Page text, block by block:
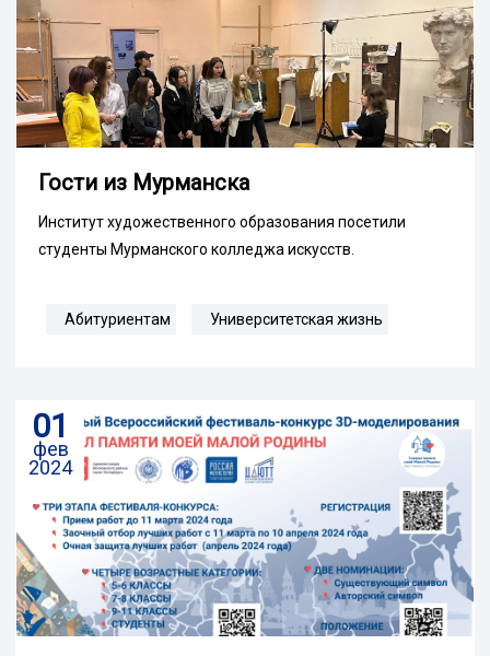
Гости из Мурманска
Институт художественного образования посетили
студенты Мурманского колледжа искусств.
Абитуриентам Университетская жизнь
01
фев
2024